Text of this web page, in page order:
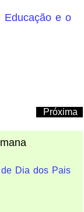
Educação e o
Próxima
Dia dos Pais